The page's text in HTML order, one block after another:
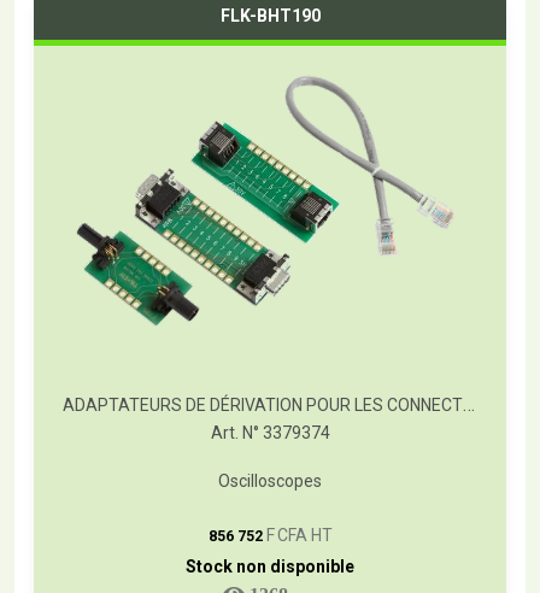
FLK-BHT190
ADAPTATEURS DE DÉRIVATION POUR LES CONNECTEURS DES BUS FLUKE-BHT190
Art. N° 3379374
Oscilloscopes
856 752 F CFA HT
Stock non disponible